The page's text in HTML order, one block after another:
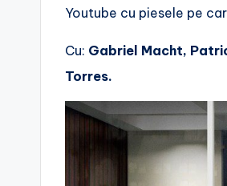
Youtube cu piesele pe
Cu: Gabriel Macht,
Torres.